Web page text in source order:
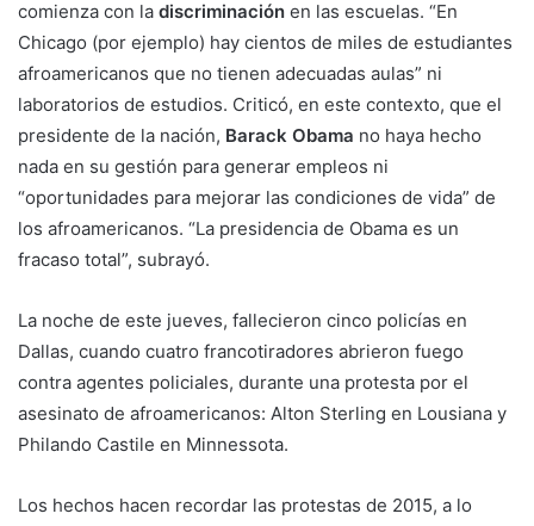
comienza con la discriminación en las escuelas. “En
Chicago (por ejemplo) hay cientos de miles de estudiantes
afroamericanos que no tienen adecuadas aulas” ni
laboratorios de estudios. Criticó, en este contexto, que el
presidente de la nación, Barack Obama no haya hecho
nada en su gestión para generar empleos ni
“oportunidades para mejorar las condiciones de vida” de
los afroamericanos. “La presidencia de Obama es un
fracaso total”, subrayó.
La noche de este jueves, fallecieron cinco policías en
Dallas, cuando cuatro francotiradores abrieron fuego
contra agentes policiales, durante una protesta por el
asesinato de afroamericanos: Alton Sterling en Lousiana y
Philando Castile en Minnessota.
Los hechos hacen recordar las protestas de 2015, a lo